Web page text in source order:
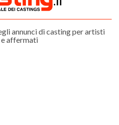
annunci di casting per artisti
e affermati